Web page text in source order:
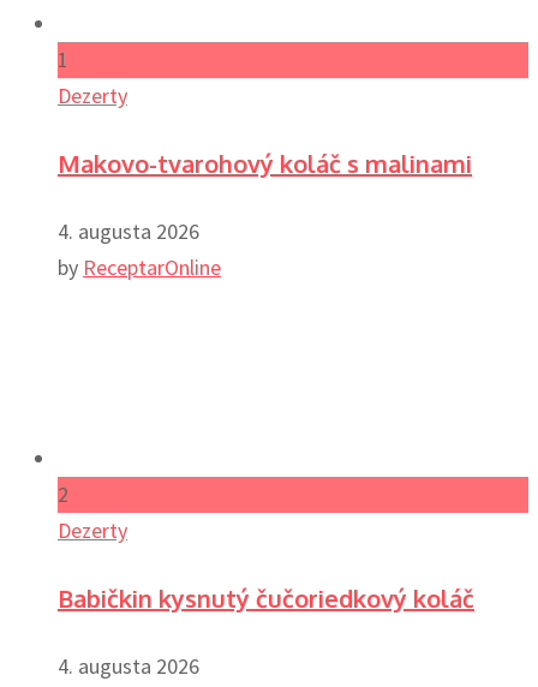
1
Dezerty
Makovo-tvarohový koláč s malinami
4. augusta 2026
by ReceptarOnline
2
Dezerty
Babičkin kysnutý čučoriedkový koláč
4. augusta 2026